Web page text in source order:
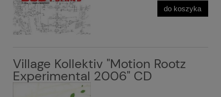
do koszyka
Village Kollektiv "Motion Rootz
Experimental 2006" CD